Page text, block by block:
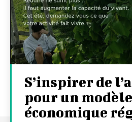
S’inspirer de
pour un modèle
économique